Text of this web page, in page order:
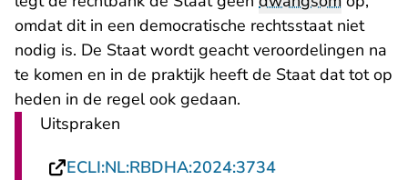
omdat dit in een democratische rechtsstaat niet
nodig is. De Staat wordt geacht veroordelingen na
te komen en in de praktijk heeft de Staat dat tot op
heden in de regel ook gedaan.
Uitspraken
ECLI:NL:RBDHA:2024:3734- U verlaat